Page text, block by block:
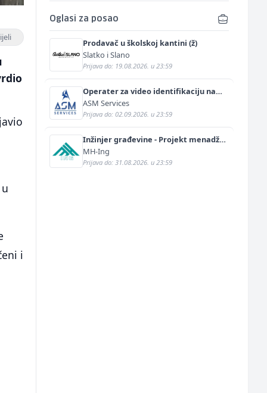
i
Oglasi za posao
Prodavač u školskoj kantini (ž)
Slatko i Slano
Prijava do: 19.08.2026. u 23:59
Operater za video identifikaciju na
njemačkom jeziku (m/ž)
ASM Services
Prijava do: 02.09.2026. u 23:59
Inžinjer građevine - Projekt menadžer
(m/ž)
MH-Ing
Prijava do: 31.08.2026. u 23:59